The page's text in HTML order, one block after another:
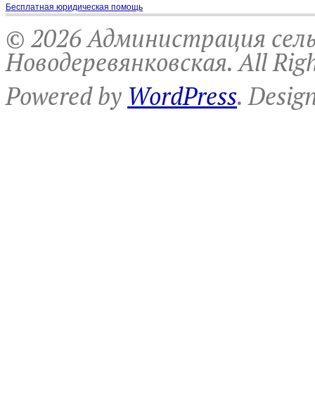
Бесплатная юридическая помощь
© 2026 Администрация
Новодеревянковская. All
Powered by WordPress.